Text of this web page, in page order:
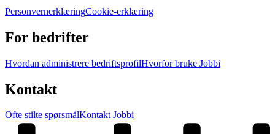
PersonvernerklæringCookie-erklæring
For bedrifter
Hvordan administrere bedriftsprofilHvorfor bruke Jobbi
Kontakt
Ofte stilte spørsmålKontakt Jobbi